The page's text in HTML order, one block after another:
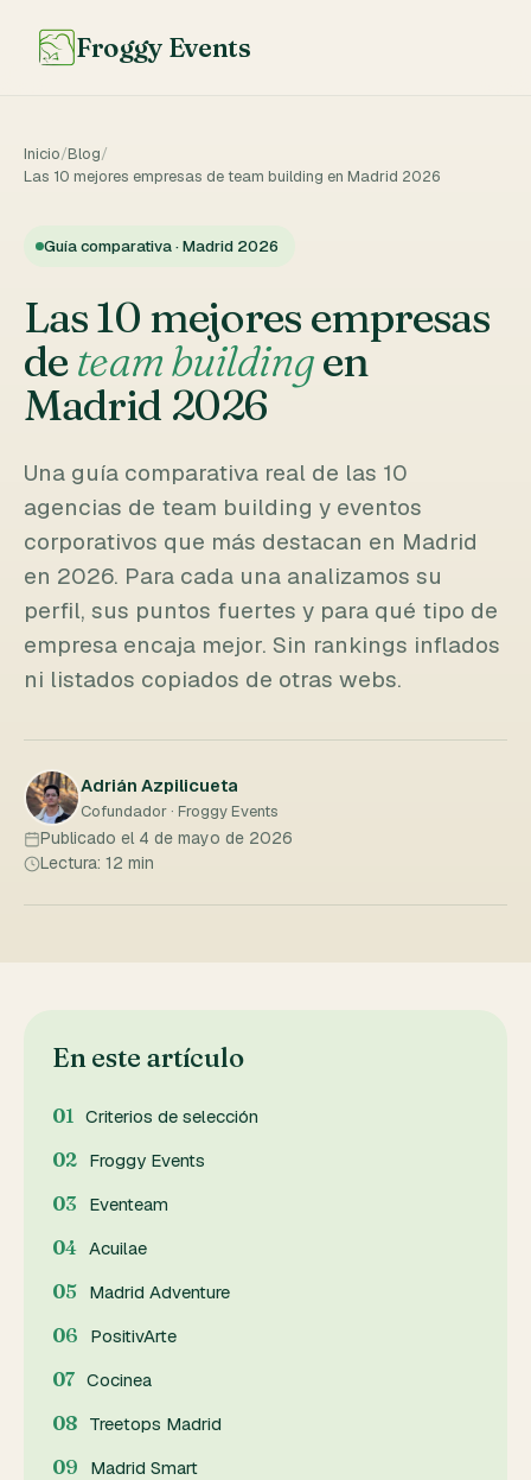
Froggy Events
Inicio/Blog/
Las 10 mejores empresas de team building en Madrid 2026
Guía comparativa · Madrid 2026
Las 10 mejores empresas
deteam buildingen
Madrid 2026
Una guía comparativa real de las 10
agencias de team building y eventos
corporativos que más destacan en Madrid
en 2026. Para cada una analizamos su
perfil, sus puntos fuertes y para qué tipo de
empresa encaja mejor. Sin rankings inflados
ni listados copiados de otras webs.
Adrián Azpilicueta
Cofundador · Froggy Events
Publicado el 4 de mayo de 2026
Lectura: 12 min
En este artículo
Criterios de selección
Froggy Events
Eventeam
Acuilae
Madrid Adventure
PositivArte
Cocinea
Treetops Madrid
Madrid Smart